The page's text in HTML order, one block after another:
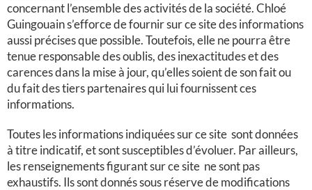
concernant l’ensemble des activités de la société. Chloé
Guingouain s’efforce de fournir sur ce sitedes informations
aussi précises que possible. Toutefois, elle ne pourra être
tenue responsable des oublis, des inexactitudes et des
carences dans la mise à jour, qu’elles soient de son fait ou
du fait des tiers partenaires qui lui fournissent ces
informations.
Toutes les informations indiquées sur ce site sont données
à titre indicatif, et sont susceptibles d’évoluer. Par ailleurs,
les renseignements figurant sur ce site ne sont pas
exhaustifs. Ils sont donnés sous réserve de modifications